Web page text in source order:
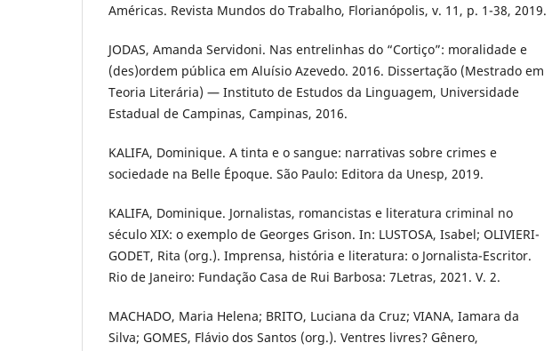
Américas. Revista Mundos do Trabalho, Florianópolis, v. 11, p. 1-38, 2019.
JODAS, Amanda Servidoni. Nas entrelinhas do “Cortiço”: moralidade e
(des)ordem pública em Aluísio Azevedo. 2016. Dissertação (Mestrado em
Teoria Literária) — Instituto de Estudos da Linguagem, Universidade
Estadual de Campinas, Campinas, 2016.
KALIFA, Dominique. A tinta e o sangue: narrativas sobre crimes e
sociedade na Belle Époque. São Paulo: Editora da Unesp, 2019.
KALIFA, Dominique. Jornalistas, romancistas e literatura criminal no
século XIX: o exemplo de Georges Grison. In: LUSTOSA, Isabel; OLIVIERI-
GODET, Rita (org.). Imprensa, história e literatura: o Jornalista-Escritor.
Rio de Janeiro: Fundação Casa de Rui Barbosa: 7Letras, 2021. V. 2.
MACHADO, Maria Helena; BRITO, Luciana da Cruz; VIANA, Iamara da
Silva; GOMES, Flávio dos Santos (org.). Ventres livres? Gênero,